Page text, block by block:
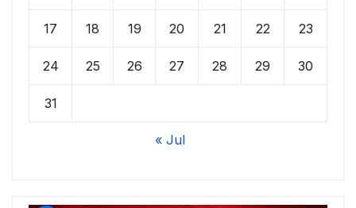
17 18 19 20 21 22 23
24 25 26 27 28 29 30
31
« Jul